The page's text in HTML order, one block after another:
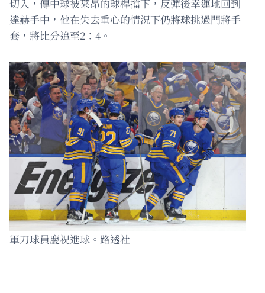
切入，傳中球被萊昂的球桿擋下，反彈後幸運地回到
達赫手中，他在失去重心的情況下仍將球挑過門將手
套，將比分追至2：4。
軍刀球員慶祝進球。路透社